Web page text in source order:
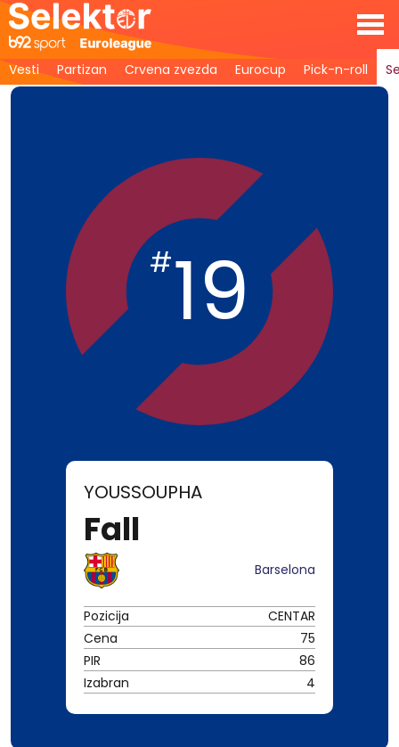
Vesti Partizan Crvena zvezda Eurocup Pick-n-roll
YOUSSOUPHA
Fall
Barselona
Pozicija
CENTAR
Cena
75
PIR
86
Izabran
4
#19